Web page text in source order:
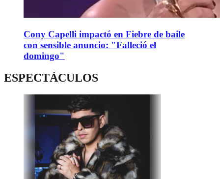
Cony Capelli impactó en Fiebre de baile
con sensible anuncio: "Falleció el
domingo"
ESPECTÁCULOS